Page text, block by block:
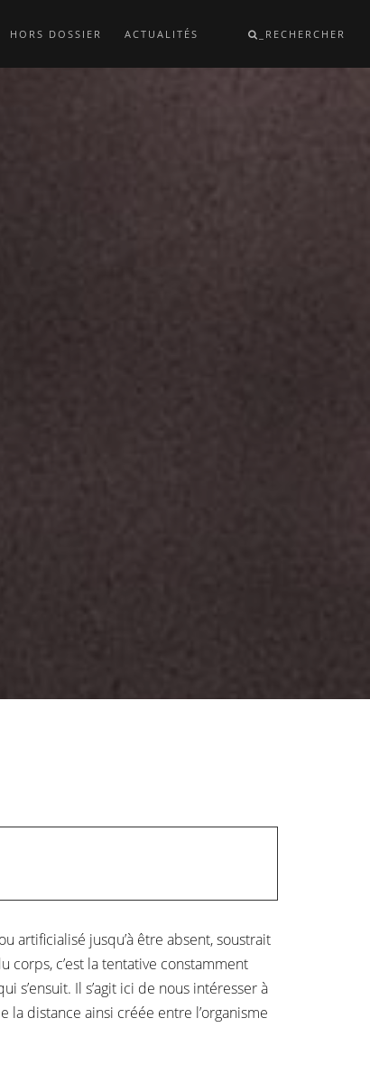
HORS DOSSIER ACTUALITÉS _RECHERCHER
artificialisé jusqu’à être absent, soustrait
corps, c’est la tentative constamment
Il s’agit ici de nous intéresser à
la distance ainsi créée entre l’organisme